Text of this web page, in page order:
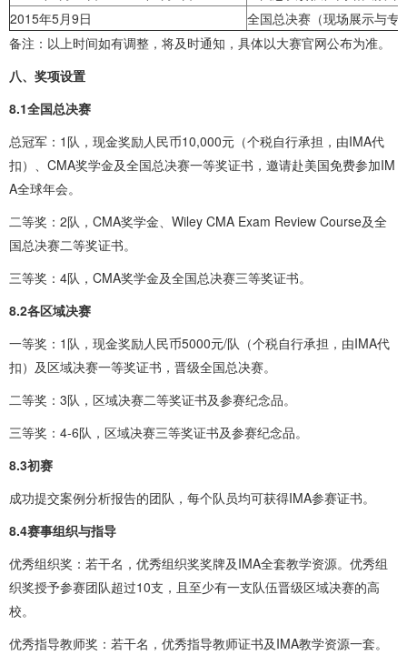
2015年5月9日
全国总决赛（现场展示与专
备注：以上时间如有调整，将及时通知，具体以大赛官网公布为准。
八、奖项设置
8.1全国总决赛
总冠军：1队，现金奖励人民币10,000元（个税自行承担，由IMA代
扣）、CMA奖学金及全国总决赛一等奖证书，邀请赴美国免费参加IM
A全球年会。
二等奖：2队，CMA奖学金、Wiley CMA Exam Review Course及全
国总决赛二等奖证书。
三等奖：4队，CMA奖学金及全国总决赛三等奖证书。
8.2各区域决赛
一等奖：1队，现金奖励人民币5000元/队（个税自行承担，由IMA代
扣）及区域决赛一等奖证书，晋级全国总决赛。
二等奖：3队，区域决赛二等奖证书及参赛纪念品。
三等奖：4-6队，区域决赛三等奖证书及参赛纪念品。
8.3初赛
成功提交案例分析报告的团队，每个队员均可获得IMA参赛证书。
8.4赛事组织与指导
优秀组织奖：若干名，优秀组织奖奖牌及IMA全套教学资源。优秀组
织奖授予参赛团队超过10支，且至少有一支队伍晋级区域决赛的高
校。
优秀指导教师奖：若干名，优秀指导教师证书及IMA教学资源一套。